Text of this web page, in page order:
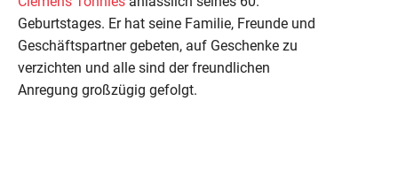
Geburtstages. Er hat seine Familie, Freunde und
Geschäftspartner gebeten, auf Geschenke zu
verzichten und alle sind der freundlichen
Anregung großzügig gefolgt.